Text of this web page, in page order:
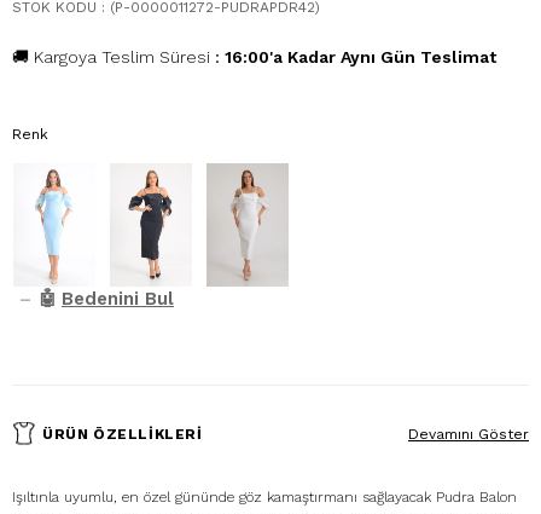
STOK KODU (P-0000011272-PUDRAPDR42)
🚚 Kargoya Teslim Süresi : 16:00'a Kadar Aynı Gün Teslimat
Renk
– 🤖 Bedenini Bul
ÜRÜN ÖZELLIKLERI
Işıltınla uyumlu, en özel gününde göz kamaştırmanı sağlayacak Pudra Balon
Devamını Göster